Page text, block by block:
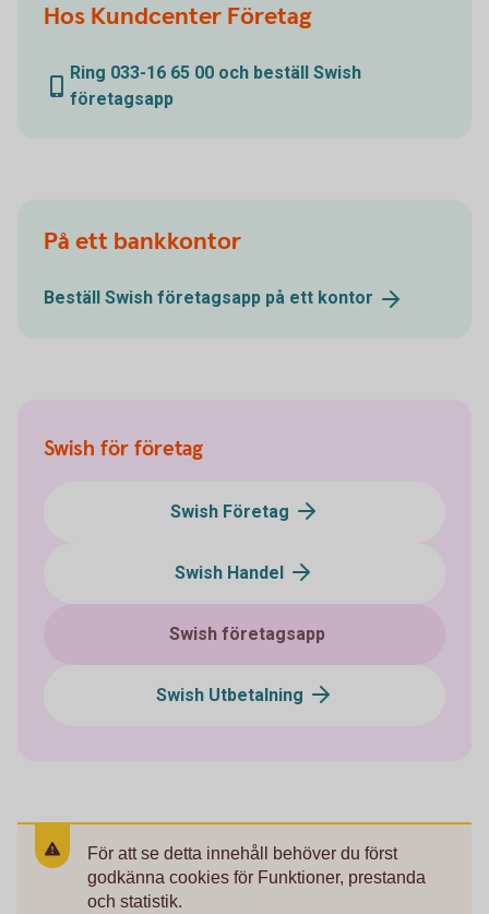
Hos Kundcenter Företag
Ring 033-16 65 00 och beställ Swish
företagsapp
På ett bankkontor
Beställ Swish företagsapp på ett kontor
Swish för företag
Swish Företag
Swish Handel
Swish företagsapp
Swish Utbetalning
För att se detta innehåll behöver du först
godkänna cookies för Funktioner, prestanda
och statistik.